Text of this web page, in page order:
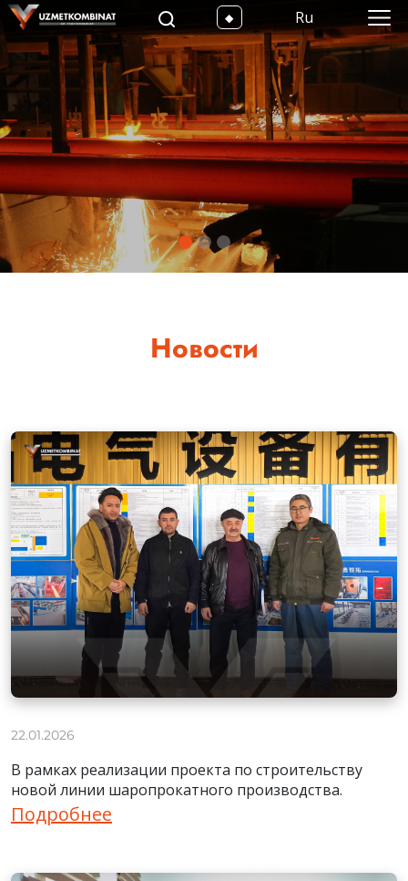
Ru
Новости
22.01.2026
В рамках реализации проекта по строительству
новой линии шаропрокатного производства.
Подробнее